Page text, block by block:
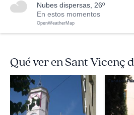
nubes dispersas, 26º
En estos momentos
OpenWeatherMap
Qué ver en Sant Vicenç
Deosringas Fundació